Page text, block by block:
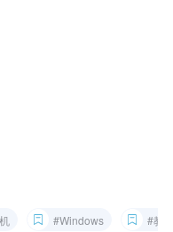
#Windows #教